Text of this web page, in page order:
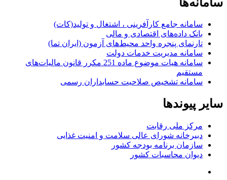
سامانه جامع کارآفرینی ، اشتغال و تولید(کات)
بانک داده‌های اقتصادی و مالی
تارنمای پنجره واحد محیط‌های آزمون (ایران تما)
سامانه مدیریت خدمات دولت
سامانه هیات موضوع ماده 251 مکرر قانون مالیات‌های
مستقیم
سامانه تشخیص صلاحیت حسابداران رسمی
سایر پیوندها
مرکز ملی رقابت
دبیرخانه شورای عالی سلامت و امنیت غذایی
سازمان برنامه بودجه کشور
دیوان محاسبات کشور